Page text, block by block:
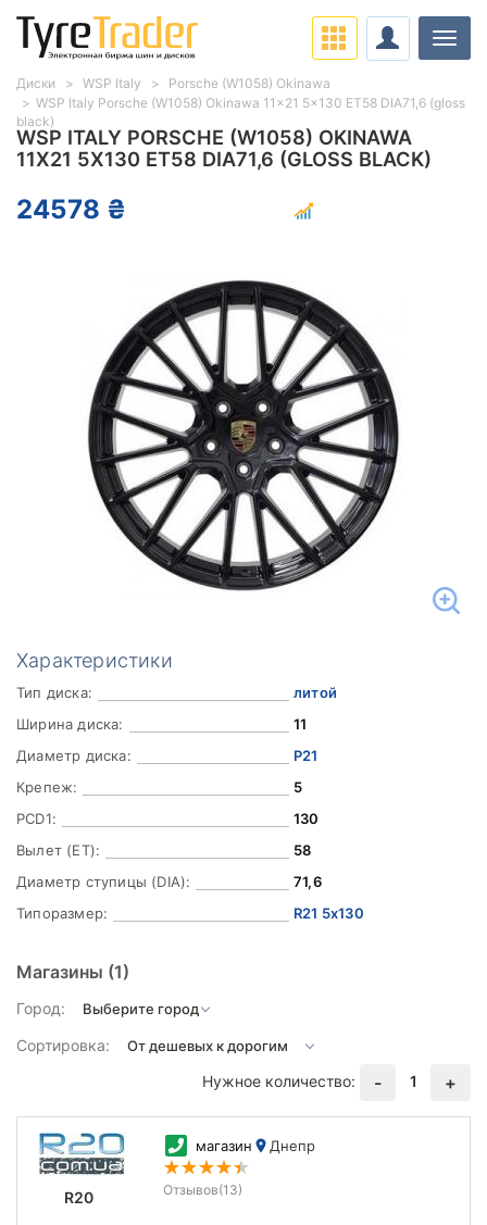
WSP ITALY PORSCHE (W1058) OKINAWA
11X21 5X130 ET58 DIA71,6 (GLOSS BLACK)
24578 ₴
Характеристики
Тип диска:
литой
Ширина диска:
11
Диаметр диска:
Р21
Крепеж:
5
PCD1:
130
Вылет (ET):
58
Диаметр ступицы (DIA):
71,6
Типоразмер:
R21 5x130
Магазины (1)
Город:
Сортировка:
Нужное количество:
- 1 +
R20
магазин Днепр
Отзывов(13)
Диски WSP Italy
Porsche (W1058) Okinawa
WSP Italy Porsche (W1058) Okinawa 11x21 5x130 ET58 DIA71,6 (gloss
black)